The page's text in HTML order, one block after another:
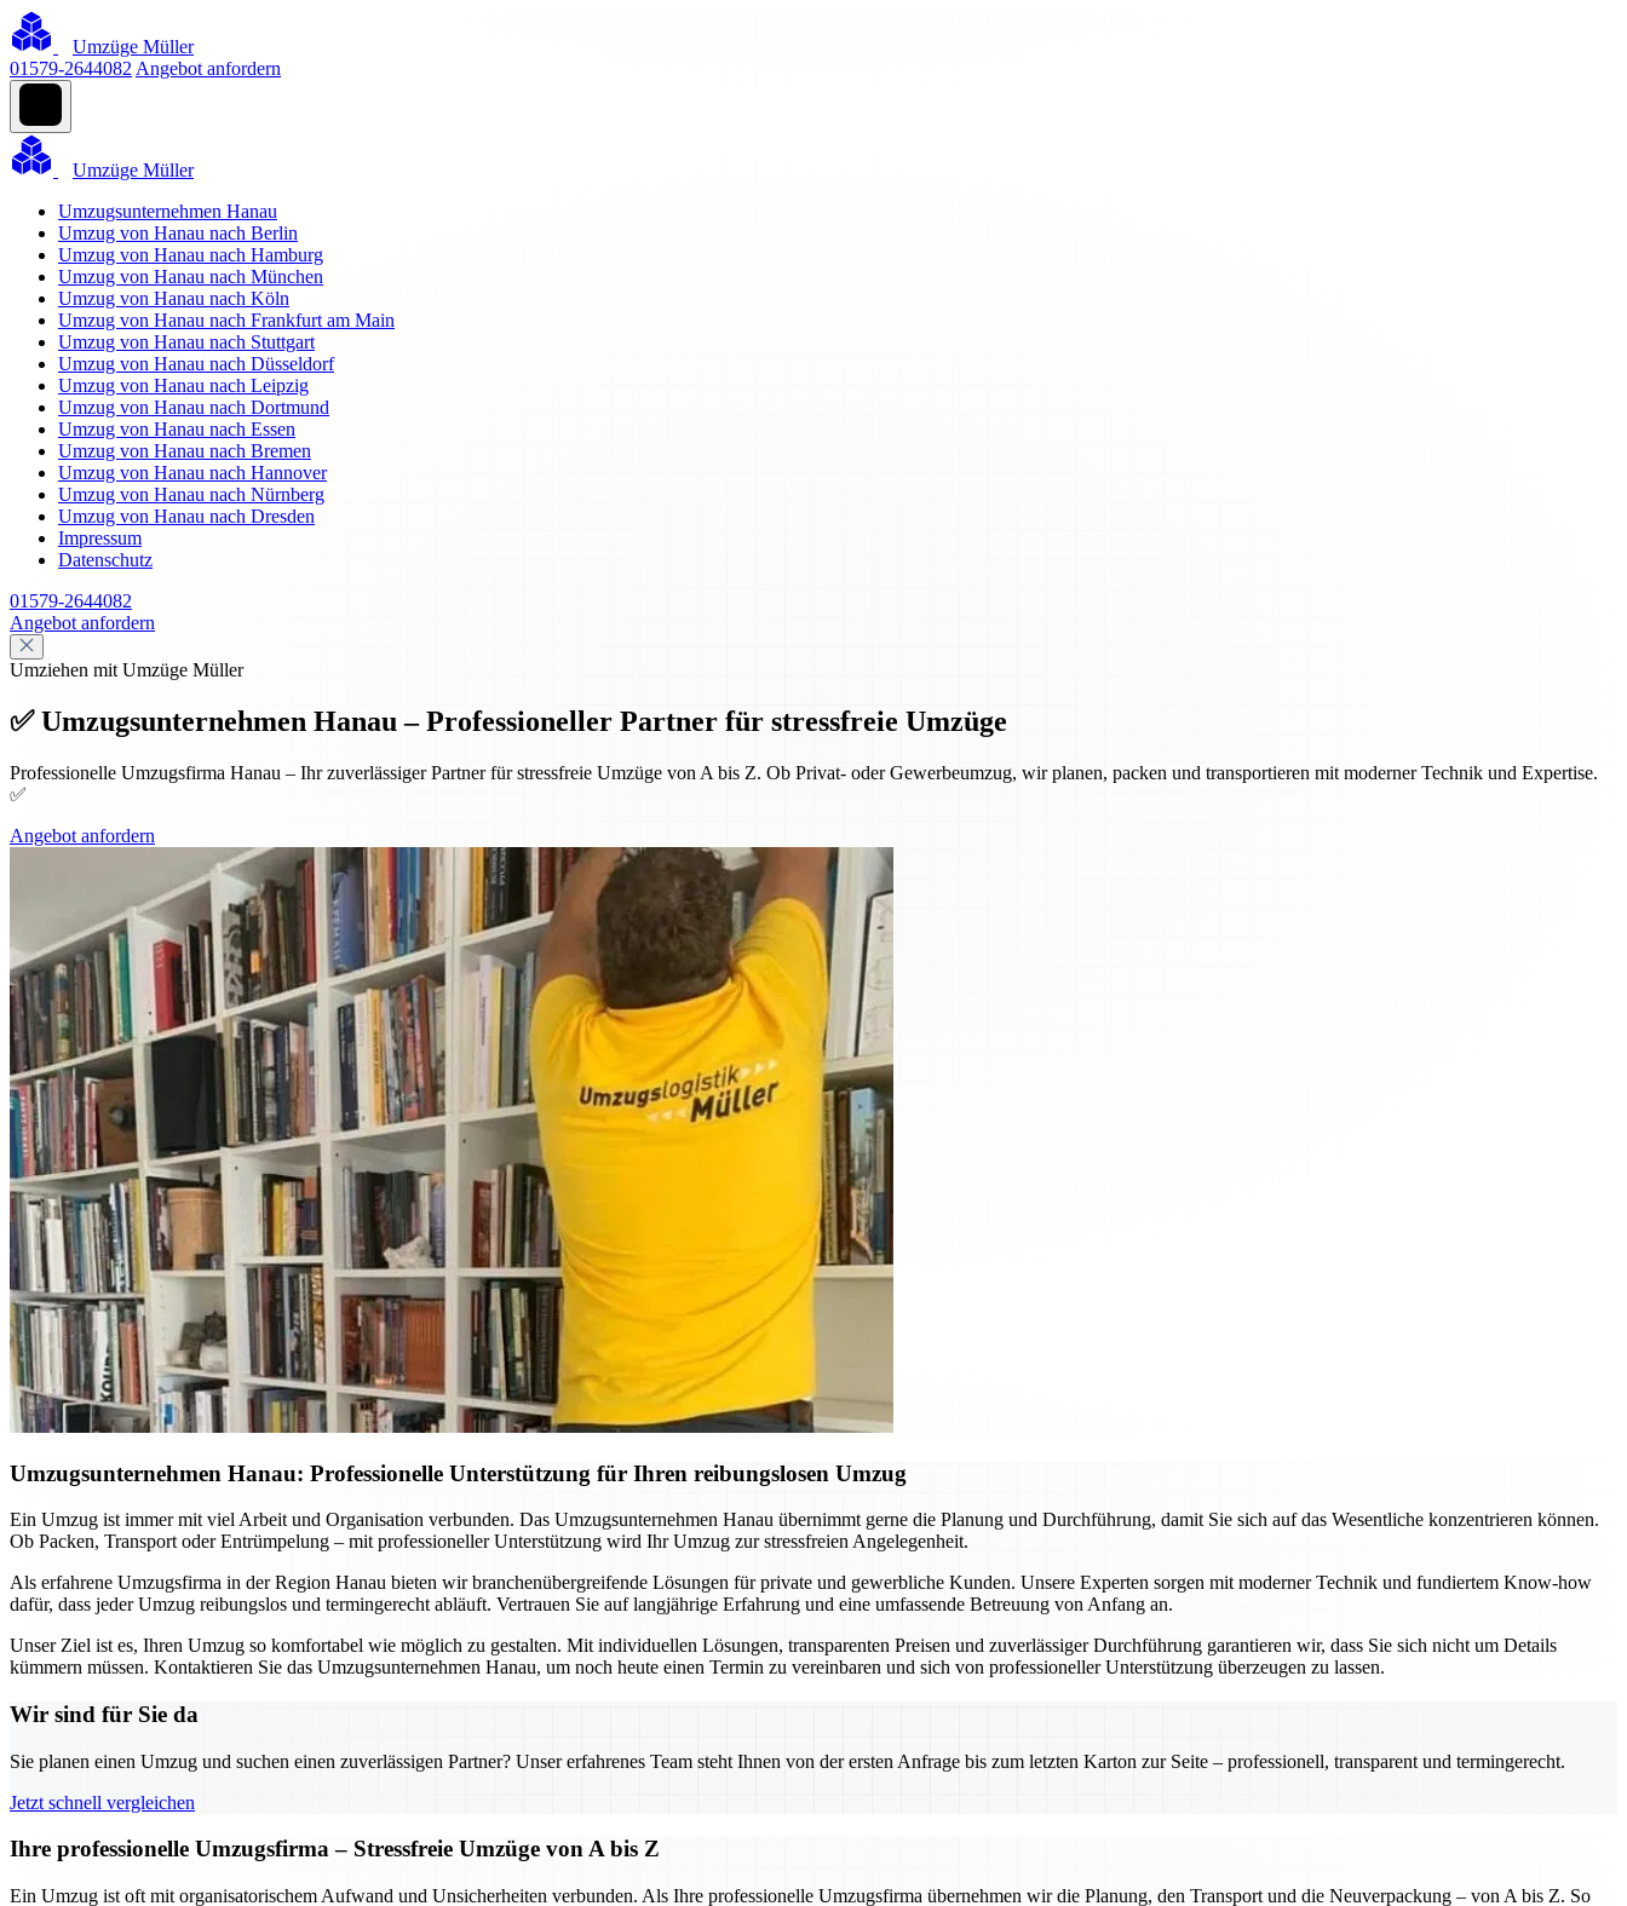
Umzüge Müller
01579-2644082 Angebot anfordern
Umzüge Müller
Umzugsunternehmen Hanau
Umzug von Hanau nach Berlin
Umzug von Hanau nach Hamburg
Umzug von Hanau nach München
Umzug von Hanau nach Köln
Umzug von Hanau nach Frankfurt am Main
Umzug von Hanau nach Stuttgart
Umzug von Hanau nach Düsseldorf
Umzug von Hanau nach Leipzig
Umzug von Hanau nach Dortmund
Umzug von Hanau nach Essen
Umzug von Hanau nach Bremen
Umzug von Hanau nach Hannover
Umzug von Hanau nach Nürnberg
Umzug von Hanau nach Dresden
Impressum
Datenschutz
01579-2644082
Angebot anfordern
Umziehen mit Umzüge Müller
✅ Umzugsunternehmen Hanau – Professioneller Partner für stressfreie Umzüge
Professionelle Umzugsfirma Hanau – Ihr zuverlässiger Partner für stressfreie Umzüge von A bis Z. Ob Privat- oder Gewerbeumzug, wir planen, packen und transportieren mit moderner Technik und Expertise.
✅
Angebot anfordern
Umzugsunternehmen Hanau: Professionelle Unterstützung für Ihren reibungslosen Umzug
Ein Umzug ist immer mit viel Arbeit und Organisation verbunden. Das Umzugsunternehmen Hanau übernimmt gerne die Planung und Durchführung, damit Sie sich auf das Wesentliche konzentrieren können.
Ob Packen, Transport oder Entrümpelung – mit professioneller Unterstützung wird Ihr Umzug zur stressfreien Angelegenheit.
Als erfahrene Umzugsfirma in der Region Hanau bieten wir branchenübergreifende Lösungen für private und gewerbliche Kunden. Unsere Experten sorgen mit moderner Technik und fundiertem Know-how
dafür, dass jeder Umzug reibungslos und termingerecht abläuft. Vertrauen Sie auf langjährige Erfahrung und eine umfassende Betreuung von Anfang an.
Unser Ziel ist es, Ihren Umzug so komfortabel wie möglich zu gestalten. Mit individuellen Lösungen, transparenten Preisen und zuverlässiger Durchführung garantieren wir, dass Sie sich nicht um Details
kümmern müssen. Kontaktieren Sie das Umzugsunternehmen Hanau, um noch heute einen Termin zu vereinbaren und sich von professioneller Unterstützung überzeugen zu lassen.
Wir sind für Sie da
Sie planen einen Umzug und suchen einen zuverlässigen Partner? Unser erfahrenes Team steht Ihnen von der ersten Anfrage bis zum letzten Karton zur Seite – professionell, transparent und termingerecht.
Jetzt schnell vergleichen
Ihre professionelle Umzugsfirma – Stressfreie Umzüge von A bis Z
Ein Umzug ist oft mit organisatorischem Aufwand und Unsicherheiten verbunden. Als Ihre professionelle Umzugsfirma übernehmen wir die Planung, den Transport und die Neuverpackung – von A bis Z. So